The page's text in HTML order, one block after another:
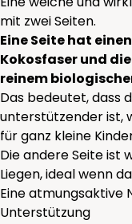
mit zwei Seiten.
Eine Seite hat
Kokosfaser und
reinem
Das bedeutet, dass
unterstützender ist,
für ganz kleine
Die andere Seite ist
Liegen, ideal wenn
Eine
Unterstützung